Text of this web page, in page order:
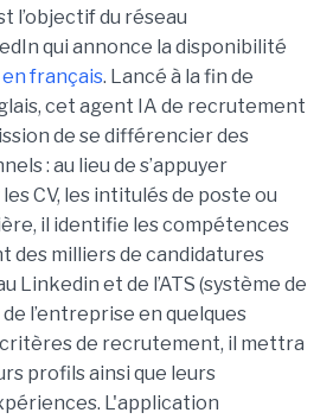
l’objectif du réseau
qui annonce la disponibilité
français. Lancé à la fin de
cet agent IA de recrutement
de se différencier des
: au lieu de s’appuyer
CV, les intitulés de poste ou
il identifie les compétences
des milliers de candidatures
Linkedin et de l’ATS (système de
l’entreprise en quelques
critères de recrutement, il mettra
profils ainsi que leurs
L'application